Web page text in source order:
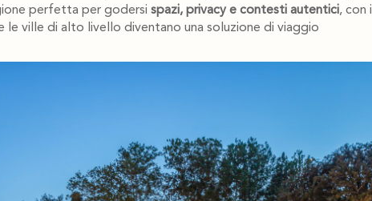
perfetta per godersi spazi, privacy e contesti autentici, con il
le ville di alto livello diventano una soluzione di viaggio